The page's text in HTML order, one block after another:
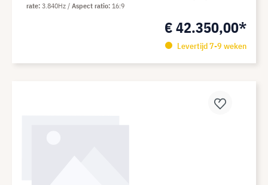
€ 42.350,00*
Levertijd 7-9 weken
rate 3.840Hz Aspect ratio 16:9